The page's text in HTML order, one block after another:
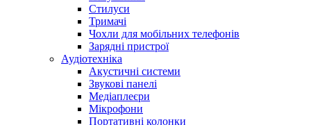
Стилуси
Тримачі
Чохли для мобільних телефонів
Зарядні пристрої
Аудіотехніка
Акустичні системи
Звукові панелі
Медіаплеєри
Мікрофони
Портативні колонки